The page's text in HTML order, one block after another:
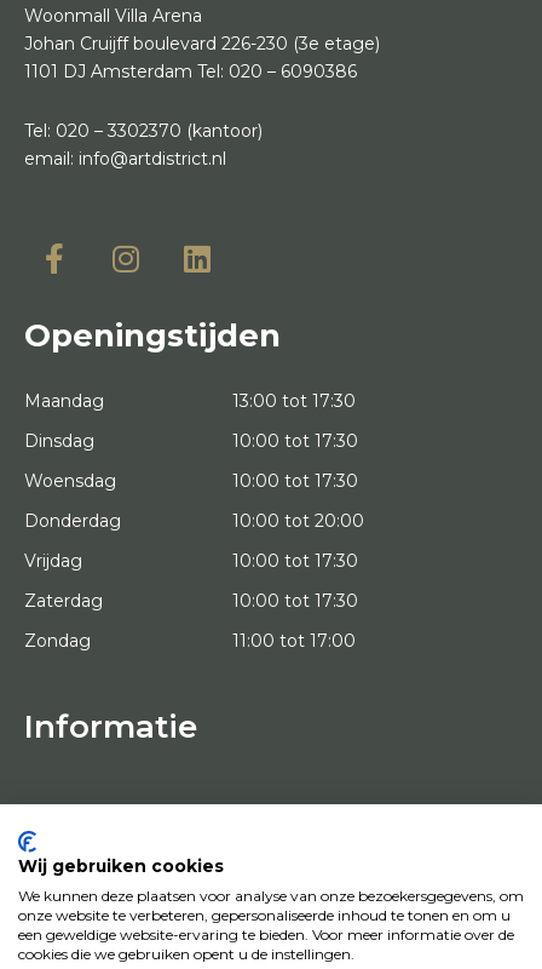
Woonmall Villa Arena
Johan Cruijff boulevard 226-230 (3e etage)
1101 DJ Amsterdam Tel: 020 – 6090386
Tel: 020 – 3302370 (kantoor)
email: info@artdistrict.nl
Openingstijden
Maandag
13:00 tot 17:30
Dinsdag
10:00 tot 17:30
Woensdag
10:00 tot 17:30
Donderdag
10:00 tot 20:00
Vrijdag
10:00 tot 17:30
Zaterdag
10:00 tot 17:30
Zondag
11:00 tot 17:00
Informatie
HOME
KUNSTENAARS
KUNSTWERKEN
HOE WERKT HET
NEWS
CONTACT
Wij gebruiken cookies
We kunnen deze plaatsen voor analyse van onze bezoekersgegevens, om
onze website te verbeteren, gepersonaliseerde inhoud te tonen en om u
een geweldige website-ervaring te bieden. Voor meer informatie over de
cookies die we gebruiken opent u de instellingen.